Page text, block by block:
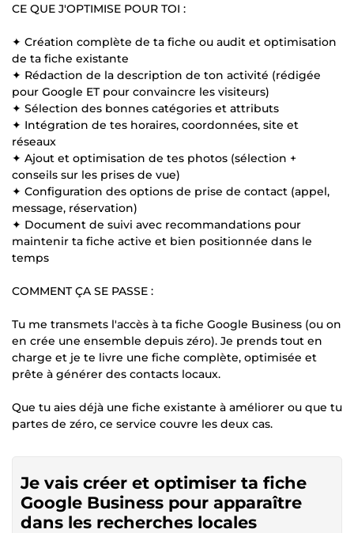
CE QUE J'OPTIMISE POUR TOI :
✦ Création complète de ta fiche ou audit et optimisation
de ta fiche existante
✦ Rédaction de la description de ton activité (rédigée
pour Google ET pour convaincre les visiteurs)
✦ Sélection des bonnes catégories et attributs
✦ Intégration de tes horaires, coordonnées, site et
réseaux
✦ Ajout et optimisation de tes photos (sélection +
conseils sur les prises de vue)
✦ Configuration des options de prise de contact (appel,
message, réservation)
✦ Document de suivi avec recommandations pour
maintenir ta fiche active et bien positionnée dans le
temps
COMMENT ÇA SE PASSE :
Tu me transmets l'accès à ta fiche Google Business (ou on
en crée une ensemble depuis zéro). Je prends tout en
charge et je te livre une fiche complète, optimisée et
prête à générer des contacts locaux.
Que tu aies déjà une fiche existante à améliorer ou que tu
partes de zéro, ce service couvre les deux cas.
Je vais créer et optimiser ta fiche
Google Business pour apparaître
dans les recherches locales